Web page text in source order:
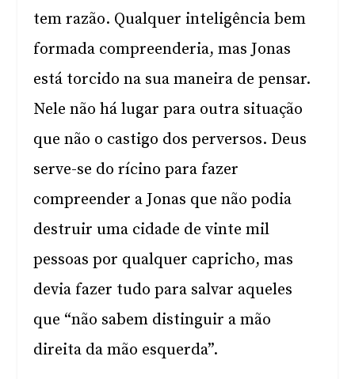
tem razão. Qualquer inteligência bem
formada compreenderia, mas Jonas
está torcido na sua maneira de pensar.
Nele não há lugar para outra situação
que não o castigo dos perversos. Deus
serve-se do rícino para fazer
compreender a Jonas que não podia
destruir uma cidade de vinte mil
pessoas por qualquer capricho, mas
devia fazer tudo para salvar aqueles
que “não sabem distinguir a mão
direita da mão esquerda”.